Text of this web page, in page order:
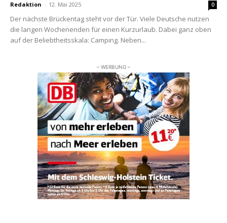
Redaktion - 12. Mai 2025 0
Der nächste Brückentag steht vor der Tür. Viele Deutsche nutzen
die langen Wochenenden für einen Kurzurlaub. Dabei ganz oben
auf der Beliebtheitsskala: Camping. Neben...
– WERBUNG –